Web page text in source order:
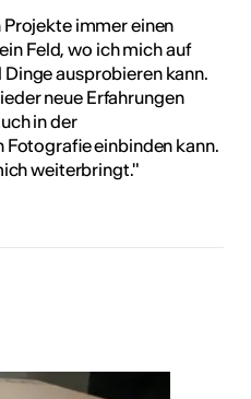
immer einen
Feld, wo ich mich auf
ausprobieren kann.
neue Erfahrungen
in der
einbinden kann.
weiterbringt."